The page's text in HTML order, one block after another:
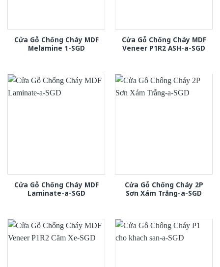
Cửa Gỗ Chống Cháy MDF
Melamine 1-SGD
Cửa Gỗ Chống Cháy MDF
Veneer P1R2 ASH-a-SGD
Cửa Gỗ Chống Cháy MDF
Laminate-a-SGD
Cửa Gỗ Chống Cháy 2P
Sơn Xám Trắng-a-SGD